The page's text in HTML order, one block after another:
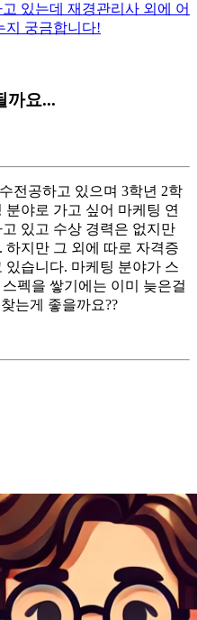
있는데 재경관리사 외에 어
지 궁금합니다!
까요...
전공하고 있으며 3학년 2학
야로 가고 싶어 마케팅 연
있고 수상 경력은 없지만
지만 그 외에 따로 자격증
습니다. 마케팅 분야가 스
펙을 쌓기에는 이미 늦은걸
는게 좋을까요??